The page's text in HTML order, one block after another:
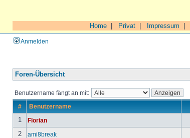
Home Privat Impressum
Anmelden
Foren-Übersicht
Benutzername fängt an mit:
# Benutzername
1 Florian
2
ami8break